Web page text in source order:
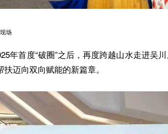
场
首度“破圈”之后，再度跨越山水走进吴川
迈向双向赋能的新篇章。